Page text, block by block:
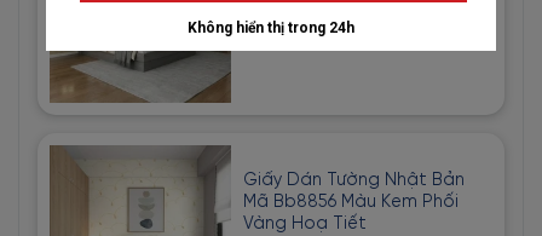
1đ
Giấy Dán Tường Nhật Bản
Mã Bb8856 Màu Kem Phối
Vàng Hoạ Tiết